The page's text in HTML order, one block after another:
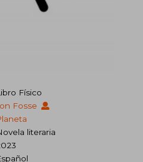
Físico
Fosse
literaria